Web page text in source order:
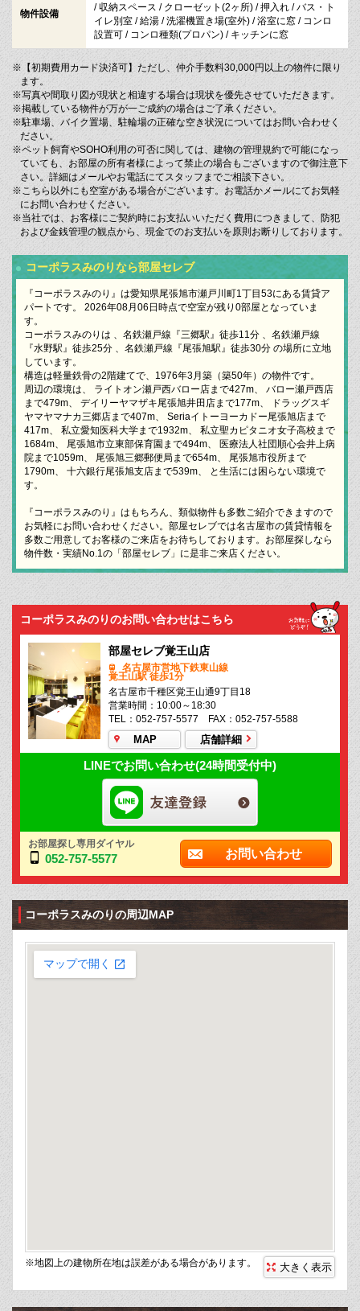
物件設備
/ 収納スペース / クローゼット(2ヶ所) / 押入れ / バス・ト
イレ別室 / 給湯 / 洗濯機置き場(室外) / 浴室に窓 / コンロ
設置可 / コンロ種類(プロパン) / キッチンに窓
※【初期費用カード決済可】ただし、仲介手数料30,000円以上の物件に限り
ます。
※写真や間取り図が現状と相違する場合は現状を優先させていただきます。
※掲載している物件が万が一ご成約の場合はご了承ください。
※駐車場、バイク置場、駐輪場の正確な空き状況についてはお問い合わせく
ださい。
※ペット飼育やSOHO利用の可否に関しては、建物の管理規約で可能になっ
ていても、お部屋の所有者様によって禁止の場合もございますので御注意下
さい。詳細はメールやお電話にてスタッフまでご相談下さい。
※こちら以外にも空室がある場合がございます。お電話かメールにてお気軽
にお問い合わせください。
※当社では、お客様にご契約時にお支払いいただく費用につきまして、防犯
および金銭管理の観点から、現金でのお支払いを原則お断りしております。
コーポラスみのりなら部屋セレブ
『コーポラスみのり』は愛知県尾張旭市瀬戸川町1丁目53にある賃貸ア
パートです。 2026年08月06日時点で空室が残り0部屋となっていま
す。
コーポラスみのりは 、名鉄瀬戸線『三郷駅』徒歩11分 、名鉄瀬戸線
『水野駅』徒歩25分 、名鉄瀬戸線『尾張旭駅』徒歩30分 の場所に立地
しています。
構造は軽量鉄骨の2階建てで、1976年3月築（築50年）の物件です。
周辺の環境は、 ライトオン瀬戸西バロー店まで427m、 バロー瀬戸西店
まで479m、 デイリーヤマザキ尾張旭井田店まで177m、 ドラッグスギ
ヤマヤマナカ三郷店まで407m、 Seriaイトーヨーカドー尾張旭店まで
417m、 私立愛知医科大学まで1932m、 私立聖カピタニオ女子高校まで
1684m、 尾張旭市立東部保育園まで494m、 医療法人社団順心会井上病
院まで1059m、 尾張旭三郷郵便局まで654m、 尾張旭市役所まで
1790m、 十六銀行尾張旭支店まで539m、 と生活には困らない環境で
す。
『コーポラスみのり』はもちろん、類似物件も多数ご紹介できますので
お気軽にお問い合わせください。部屋セレブでは名古屋市の賃貸情報を
多数ご用意してお客様のご来店をお待ちしております。お部屋探しなら
物件数・実績No.1の「部屋セレブ」に是非ご来店ください。
コーポラスみのりのお問い合わせはこちら
部屋セレブ覚王山店
名古屋市営地下鉄東山線
覚王山駅 徒歩1分
名古屋市千種区覚王山通9丁目18
営業時間：10:00～18:30
TEL：052-757-5577 FAX：052-757-5588
MAP 店舗詳細
LINEでお問い合わせ(24時間受付中)
お部屋探し専用ダイヤル
052-757-5577 お問い合わせ
コーポラスみのりの周辺MAP
※地図上の建物所在地は誤差がある場合があります。 大きく表示